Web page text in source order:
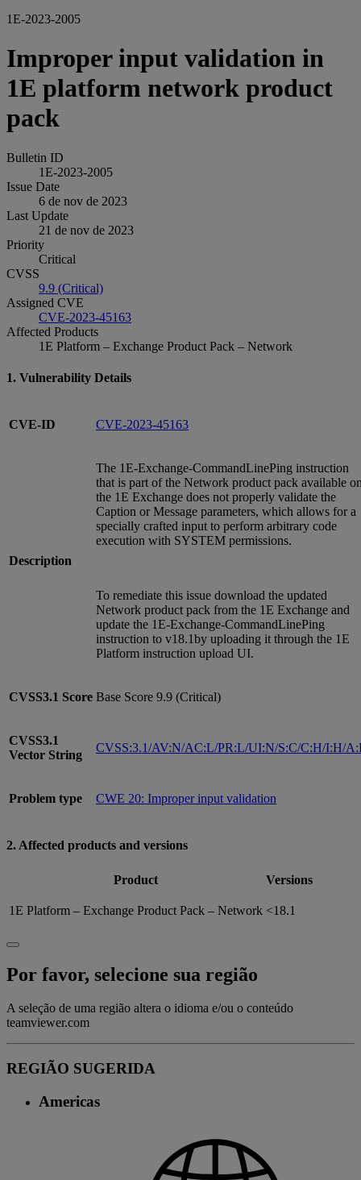
1E-2023-2005
Improper input validation in
1E platform network product
pack
Bulletin ID
1E-2023-2005
Issue Date
6 de nov de 2023
Last Update
21 de nov de 2023
Priority
Critical
CVSS
9.9 (Critical)
Assigned CVE
CVE-2023-45163
Affected Products
1E Platform – Exchange Product Pack – Network
1. Vulnerability Details
CVE-ID CVE-2023-45163
Description
The 1E-Exchange-CommandLinePing instruction
that is part of the Network product pack available
the 1E Exchange does not properly validate the
Caption or Message parameters, which allows for a
specially crafted input to perform arbitrary code
execution with SYSTEM permissions.
To remediate this issue download the updated
Network product pack from the 1E Exchange and
update the 1E-Exchange-CommandLinePing
instruction to v18.1by uploading it through the 1E
Platform instruction upload UI.
CVSS3.1 Score Base Score 9.9 (Critical)
CVSS3.1
Vector String
CVSS:3.1/AV:N/AC:L/PR:L/UI:N/S:C/C:H/I:H/
Problem type CWE 20: Improper input validation
2. Affected products and versions
Product Versions
1E Platform – Exchange Product Pack – Network <18.1
Por favor, selecione sua região
A seleção de uma região altera o idioma e/ou o conteúdo
teamviewer.com
REGIÃO SUGERIDA
Americas